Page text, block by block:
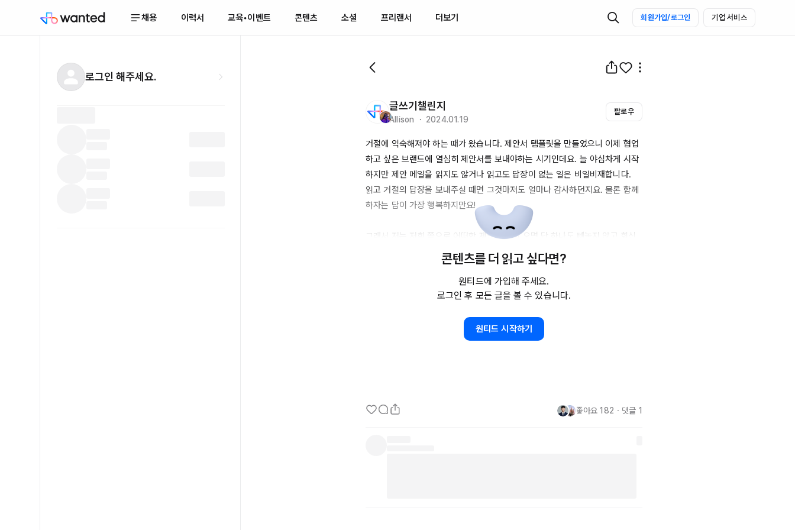
채용 이력서 교육•이벤트 콘텐츠 소셜 프리랜서 더보기 회원가입/로그인 기업 서비스
로그인 해주세요.
글쓰기챌린지
Allison ・ 2024.01.19
팔로우
거절에 익숙해져야 하는 때가 왔습니다. 제안서 템플릿을 만들었으니 이제 협업
하고 싶은 브랜드에 열심히 제안서를 보내야하는 시기인데요. 늘 야심차게 시작
하지만 제안 메일을 읽지도 않거나 읽고도 답장이 없는 일은 비일비재합니다.
읽고 거절의 답장을 보내주실 때면 그것마저도 얼마나 감사하던지요. 물론 함께
하자는 답이 가장 행복하지만요!
그래서 저는 저희 쪽으로 어떠한 제안 메일이 오면 단 하나도 빼놓지 않고 회신
을 합니다. 승낙이든 거절이든.
기다리는 마음을 누구보다도 잘 알기에 꼭 답을 드리죠.
잘 될 것 같은 곳과의 협업이 거절로 돌아오면 아쉽기도 하지만 때론 예상치도
가 노력하지 않아도 잘 되는 일이 있을 것이다! 라고 생각해보려 합니다 :)
콘텐츠를 더 읽고 싶다면?
원티드에 가입해 주세요.
로그인 후 모든 글을 볼 수 있습니다.
원티드 시작하기
좋아요 182 ・ 댓글 1